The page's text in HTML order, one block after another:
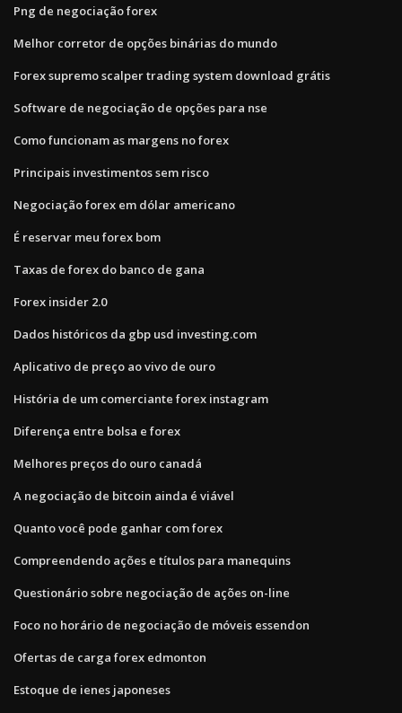
Png de negociação forex
Melhor corretor de opções binárias do mundo
Forex supremo scalper trading system download grátis
Software de negociação de opções para nse
Como funcionam as margens no forex
Principais investimentos sem risco
Negociação forex em dólar americano
É reservar meu forex bom
Taxas de forex do banco de gana
Forex insider 2.0
Dados históricos da gbp usd investing.com
Aplicativo de preço ao vivo de ouro
História de um comerciante forex instagram
Diferença entre bolsa e forex
Melhores preços do ouro canadá
A negociação de bitcoin ainda é viável
Quanto você pode ganhar com forex
Compreendendo ações e títulos para manequins
Questionário sobre negociação de ações on-line
Foco no horário de negociação de móveis essendon
Ofertas de carga forex edmonton
Estoque de ienes japoneses